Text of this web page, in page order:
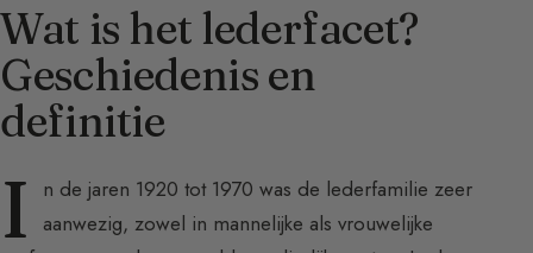
Wat is het lederfacet?
Geschiedenis en
definitie
I
n de jaren 1920 tot 1970 was de lederfamilie zeer
aanwezig, zowel in mannelijke als vrouwelijke